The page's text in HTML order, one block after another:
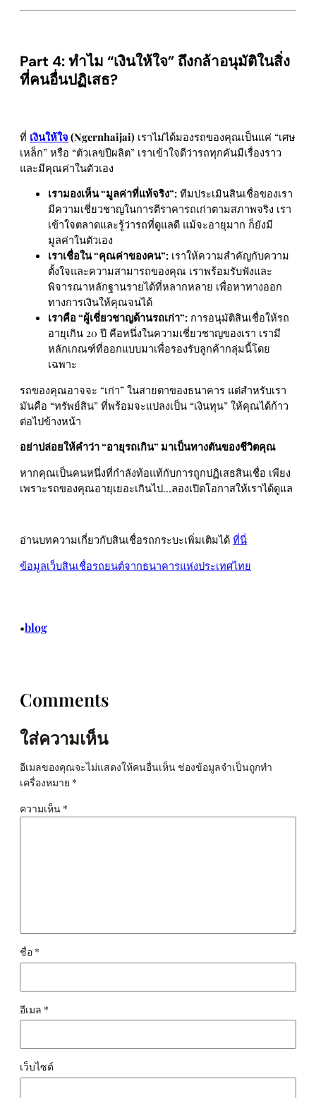
Part 4: ทำไม “เงินให้ใจ” ถึงกล้าอนุมัติในสิ่ง
ที่คนอื่นปฏิเสธ?
ที่ เงินให้ใจ (Ngernhaijai) เราไม่ได้มองรถของคุณเป็นแค่ “เศษ
เหล็ก” หรือ “ตัวเลขปีผลิต” เราเข้าใจดีว่ารถทุกคันมีเรื่องราว
และมีคุณค่าในตัวเอง
เรามองเห็น “มูลค่าที่แท้จริง”: ทีมประเมินสินเชื่อของเรา
มีความเชี่ยวชาญในการตีราคารถเก่าตามสภาพจริง เรา
เข้าใจตลาดและรู้ว่ารถที่ดูแลดี แม้จะอายุมาก ก็ยังมี
มูลค่าในตัวเอง
เราเชื่อใน “คุณค่าของคน”: เราให้ความสำคัญกับความ
ตั้งใจและความสามารถของคุณ เราพร้อมรับฟังและ
พิจารณาหลักฐานรายได้ที่หลากหลาย เพื่อหาทางออก
ทางการเงินให้คุณจนได้
เราคือ “ผู้เชี่ยวชาญด้านรถเก่า”: การอนุมัติสินเชื่อให้รถ
อายุเกิน 20 ปี คือหนึ่งในความเชี่ยวชาญของเรา เรามี
หลักเกณฑ์ที่ออกแบบมาเพื่อรองรับลูกค้ากลุ่มนี้โดย
เฉพาะ
รถของคุณอาจจะ “เก่า” ในสายตาของธนาคาร แต่สำหรับเรา
มันคือ “ทรัพย์สิน” ที่พร้อมจะแปลงเป็น “เงินทุน” ให้คุณได้ก้าว
ต่อไปข้างหน้า
อย่าปล่อยให้คำว่า “อายุรถเกิน” มาเป็นทางตันของชีวิตคุณ
หากคุณเป็นคนหนึ่งที่กำลังท้อแท้กับการถูกปฏิเสธสินเชื่อ เพียง
เพราะรถของคุณอายุเยอะเกินไป…ลองเปิดโอกาสให้เราได้ดูแล
อ่านบทความเกี่ยวกับสินเชื่อรถกระบะเพิ่มเติมได้ ที่นี่
ข้อมูลเว็บสินเชื่อรถยนต์จากธนาคารแห่งประเทศไทย
•blog
Comments
ใส่ความเห็น
อีเมลของคุณจะไม่แสดงให้คนอื่นเห็น ช่องข้อมูลจำเป็นถูกทำ
เครื่องหมาย *
ความเห็น *
ชื่อ *
อีเมล *
เว็บไซต์